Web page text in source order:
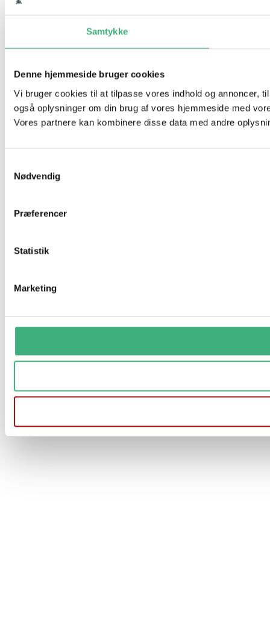
Samtykke
Denne hjemmeside bruger cookies
Vi bruger cookies til at tilpasse vores indhold og annoncer,
også oplysninger om din brug af vores hjemmeside med
Vores partnere kan kombinere disse data med andre
Nødvendig
Præferencer
Statistik
Marketing